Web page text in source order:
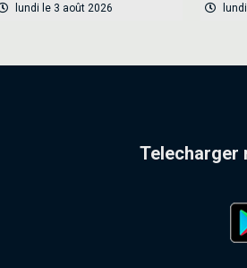
lundi le 3 août 2026
Telecharger